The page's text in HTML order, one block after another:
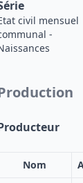
civil mensuel
-
Nom